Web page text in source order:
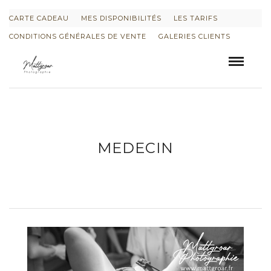
GROSSESSE
INFORMATIONS SUR LES PHOTOS
CARTE CADEAU MES DISPONIBILITÉS LES TARIFS
CONDITIONS GÉNÉRALES DE VENTE GALERIES CLIENTS
MEDECIN